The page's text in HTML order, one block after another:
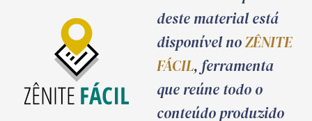
deste material está
disponível noZÊNITE
FÁCIL, ferramenta
que reúne todo o
conteúdo produzido